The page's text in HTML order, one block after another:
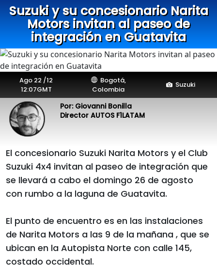
Suzuki y su concesionario Narita
Motors invitan al paseo de
integración en Guatavita
Ago 22 /12
12:07GMT
Bogotá,
Colombia
Suzuki
Por: Giovanni Bonilla
Director AUTOS F1LATAM
El concesionario Suzuki Narita Motors y el Club
Suzuki 4x4 invitan al paseo de integración que
se llevará a cabo el domingo 26 de agosto
con rumbo a la laguna de Guatavita.
El punto de encuentro es en las instalaciones
de Narita Motors a las 9 de la mañana , que se
ubican en la Autopista Norte con calle 145,
costado occidental.